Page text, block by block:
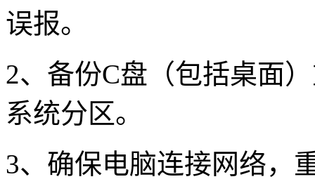
误报。
2、备份C盘（包括桌面
系统分区。
3、确保电脑连接网络，